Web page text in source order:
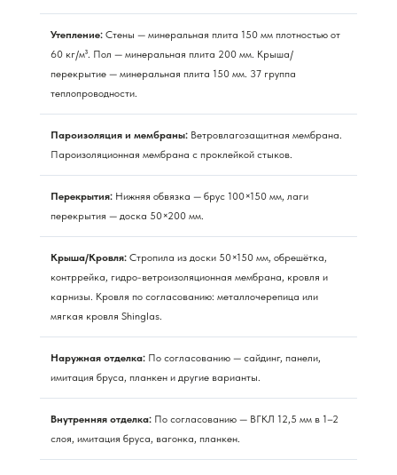
Утепление: Стены — минеральная плита 150 мм плотностью от
60 кг/м³. Пол — минеральная плита 200 мм. Крыша/
перекрытие — минеральная плита 150 мм. 37 группа
теплопроводности.
Пароизоляция и мембраны: Ветровлагозащитная мембрана.
Пароизоляционная мембрана с проклейкой стыков.
Перекрытия: Нижняя обвязка — брус 100×150 мм, лаги
перекрытия — доска 50×200 мм.
Крыша/Кровля: Стропила из доски 50×150 мм, обрешётка,
контррейка, гидро-ветроизоляционная мембрана, кровля и
карнизы. Кровля по согласованию: металлочерепица или
мягкая кровля Shinglas.
Наружная отделка: По согласованию — сайдинг, панели,
имитация бруса, планкен и другие варианты.
Внутренняя отделка: По согласованию — ВГКЛ 12,5 мм в 1–2
слоя, имитация бруса, вагонка, планкен.